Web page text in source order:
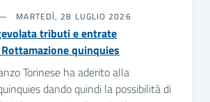
MARTEDÌ, 28 LUGLIO 2026
tributi e entrate
quinquies
Torinese ha aderito alla
dando quindi la possibilità di